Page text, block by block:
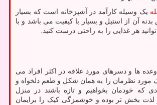
یک وسیله کارآمد در آشپزخانه است که بسیار
آن از استیل و بسیار با کیفیت می باشد و با
هر غذایی را به راحتی درست کنید.
ها و دسرهای مورد علاقه در اکثر افراد می
مورد نظرمان را به همان شکل و طعم دلخواه و
که خودمان بخواهیم و تازه باشند در منزل
لذت بخش تر بوده و خوشمزگی کیک را برایمان